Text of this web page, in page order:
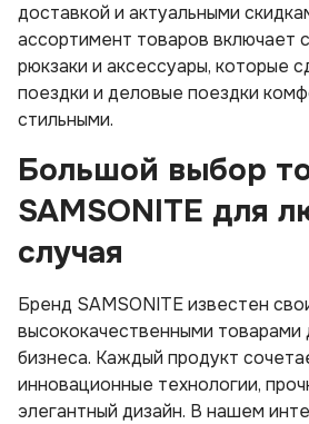
доставкой и актуальными
ассортимент товаров включает
рюкзаки и аксессуары, которые
поездки и деловые поездки
стильными.
Большой выбор
SAMSONITE для
случая
Бренд SAMSONITE известен
высококачественными товарами
бизнеса. Каждый продукт
инновационные технологии,
элегантный дизайн. В нашем